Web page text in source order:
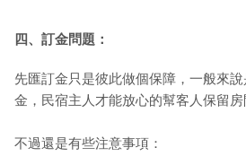
四、訂金問題：
先匯訂金只是彼此做個保障，一般來
金，民宿主人才能放心的幫客人保留房
不過還是有些注意事項：